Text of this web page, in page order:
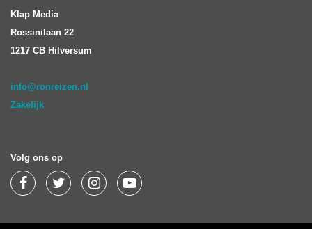
Klap Media
Rossinilaan 22
1217 CB Hilversum
info@ronreizen.nl
Zakelijk
Volg ons op